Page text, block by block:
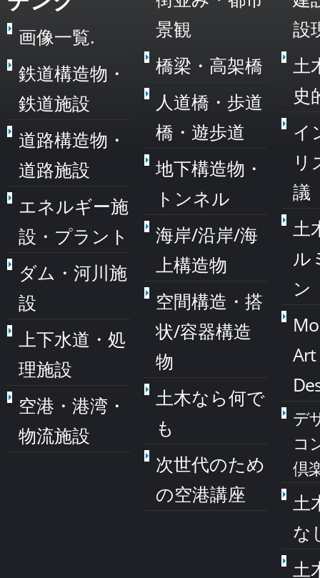
画像一覧.
鉄道構造物・
鉄道施設
道路構造物・
道路施設
エネルギー施
設・プラント
ダム・河川施
設
上下水道・処
理施設
空港・港湾・
物流施設
景観
橋梁・高架橋
人道橋・歩道
橋・遊歩道
地下構造物・
トンネル
海岸/沿岸/海
上構造物
空間構造・搭
状/容器構造
物
土木なら何で
も
次世代のため
の空港講座
設
土
史
イ
リ
議
土
ル
ン
デ
コ
倶
土
な
土